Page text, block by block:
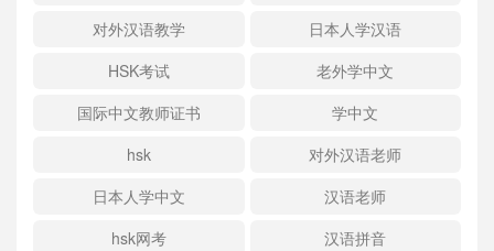
对外汉语教学
日本人学汉语
HSK考试
老外学中文
国际中文教师证书
学中文
hsk
对外汉语老师
日本人学中文
汉语老师
hsk网考
汉语拼音